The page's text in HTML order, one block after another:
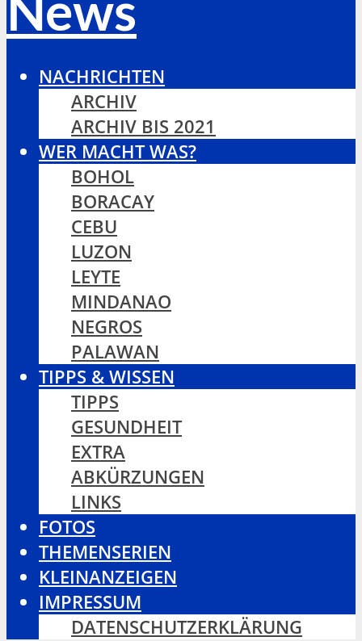
NACHRICHTEN
ARCHIV
ARCHIV BIS 2021
WER MACHT WAS?
BOHOL
BORACAY
CEBU
LUZON
LEYTE
MINDANAO
NEGROS
PALAWAN
TIPPS & WISSEN
TIPPS
GESUNDHEIT
EXTRA
ABKÜRZUNGEN
LINKS
FOTOS
THEMENSERIEN
KLEINANZEIGEN
IMPRESSUM
DATENSCHUTZERKLÄRUNG